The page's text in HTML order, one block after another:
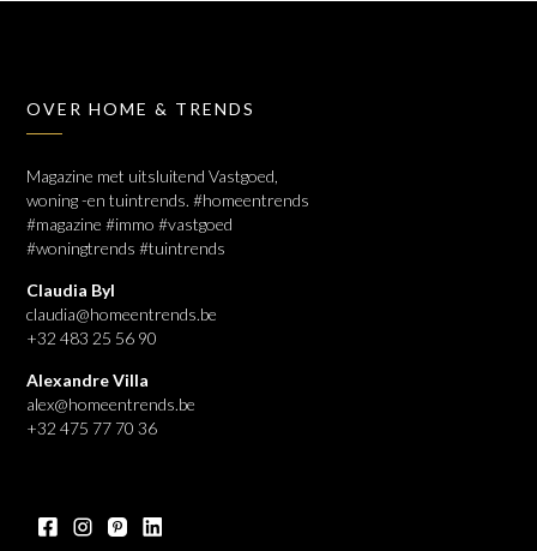
OVER HOME & TRENDS
Magazine met uitsluitend Vastgoed,
woning -en tuintrends. #homeentrends
#magazine #immo #vastgoed
#woningtrends #tuintrends
Claudia Byl
claudia@homeentrends.be
+32 483 25 56 90
Alexandre Villa
alex@homeentrends.be
+32 475 77 70 36